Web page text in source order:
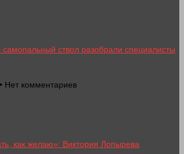
ствол разобрали специалисты
Нет комментариев
как желаю»: Виктория Лопырева